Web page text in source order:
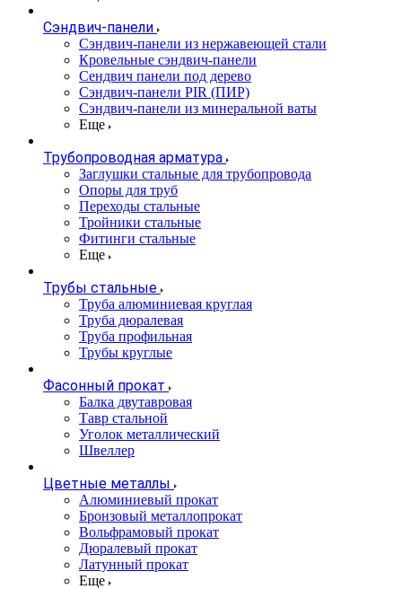
Сэндвич-панели
Cэндвич-панели из нержавеющей стали
Кровельные сэндвич-панели
Сендвич панели под дерево
Сэндвич-панели PIR (ПИР)
Сэндвич-панели из минеральной ваты
Еще
Трубопроводная арматура
Заглушки стальные для трубопровода
Опоры для труб
Переходы стальные
Тройники стальные
Фитинги стальные
Еще
Трубы стальные
Труба алюминиевая круглая
Труба дюралевая
Труба профильная
Трубы круглые
Фасонный прокат
Балка двутавровая
Тавр стальной
Уголок металлический
Швеллер
Цветные металлы
Алюминиевый прокат
Бронзовый металлопрокат
Вольфрамовый прокат
Дюралевый прокат
Латунный прокат
Еще